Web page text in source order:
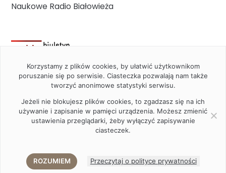
Naukowe Radio Białowieża
Korzystamy z plików cookies, by ułatwić użytkownikom
poruszanie się po serwisie. Ciasteczka pozwalają nam także
tworzyć anonimowe statystyki serwisu.
Jeżeli nie blokujesz plików cookies, to zgadzasz się na ich
używanie i zapisanie w pamięci urządzenia. Możesz zmienić
ustawienia przeglądarki, żeby wyłączyć zapisywanie
ciasteczek.
ROZUMIEM Przeczytaj o polityce prywatności